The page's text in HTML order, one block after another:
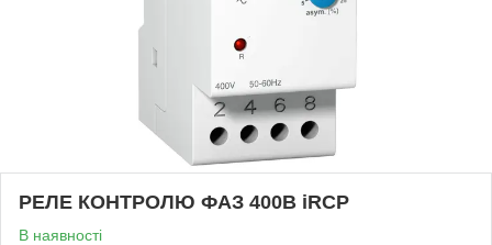
РЕЛЕ КОНТРОЛЮ ФАЗ 400В iRCP
В наявності